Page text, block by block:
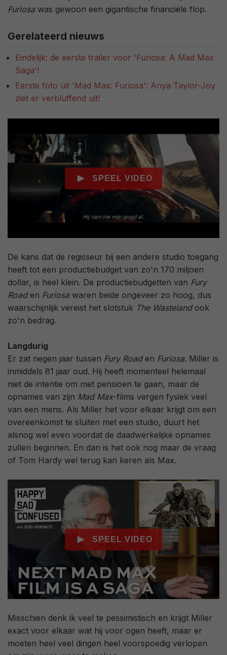
Furiosa was gewoon een gigantische financiële flop.
Gerelateerd nieuws
Eindelijk: de eerste trailer voor 'Furiosa: A Mad Max
Saga'!
Eerste foto uit 'Mad Max: Furiosa': Anya Taylor-Joy
ziet er verbluffend uit!
De kans dat de regisseur bij een andere studio toegang
heeft tot een productiebudget van zo'n 170 miljoen
dollar, is heel klein. De productiebudgetten van Fury
Roaden Furiosa waren beide ongeveer zo hoog, dus
waarschijnlijk vereist het slotstuk The Wastelandook
zo'n bedrag.
Langdurig
Er zat negen jaar tussen Fury Roaden Furiosa. Miller is
inmiddels 81 jaar oud. Hij heeft momenteel helemaal
niet de intentie om met pensioen te gaan, maar de
opnames van zijn Mad Max-films vergen fysiek veel
van een mens. Als Miller het voor elkaar krijgt om een
overeenkomst te sluiten met een studio, duurt het
alsnog wel even voordat de daadwerkelijke opnames
zullen beginnen. En dan is het ook nog maar de vraag
of Tom Hardy wel terug kan keren als Max.
Misschien denk ik veel te pessimistisch en krijgt Miller
exact voor elkaar wat hij voor ogen heeft, maar er
moeten heel veel dingen heel voorspoedig verlopen